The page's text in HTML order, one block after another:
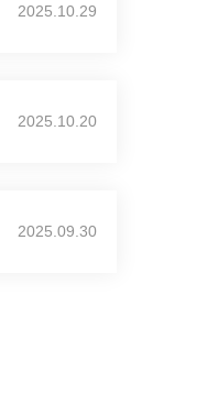
2025.10.29
2025.10.20
2025.09.30